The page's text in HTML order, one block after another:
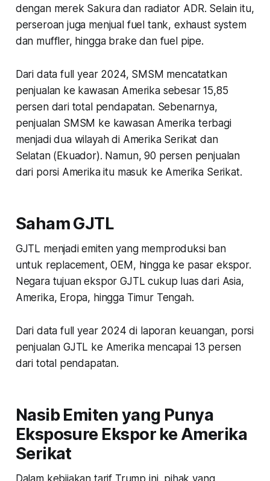
dengan merek Sakura dan radiator ADR. Selain itu,
perseroan juga menjual fuel tank, exhaust system
dan muffler, hingga brake dan fuel pipe.
Dari data full year 2024, SMSM mencatatkan
penjualan ke kawasan Amerika sebesar 15,85
persen dari total pendapatan. Sebenarnya,
penjualan SMSM ke kawasan Amerika terbagi
menjadi dua wilayah di Amerika Serikat dan
Selatan (Ekuador). Namun, 90 persen penjualan
dari porsi Amerika itu masuk ke Amerika Serikat.
Saham GJTL
GJTL menjadi emiten yang memproduksi ban
untuk replacement, OEM, hingga ke pasar ekspor.
Negara tujuan ekspor GJTL cukup luas dari Asia,
Amerika, Eropa, hingga Timur Tengah.
Dari data full year 2024 di laporan keuangan, porsi
penjualan GJTL ke Amerika mencapai 13 persen
dari total pendapatan.
Nasib Emiten yang Punya
Eksposure Ekspor ke Amerika
Serikat
Dalam kebijakan tarif Trump ini, pihak yang